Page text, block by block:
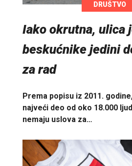
DRUŠTVO
Iako okrutna, ulica
beskućnike jedini
za rad
Prema popisu iz 2011.
najveći deo od oko 18.000
nemaju uslova za…